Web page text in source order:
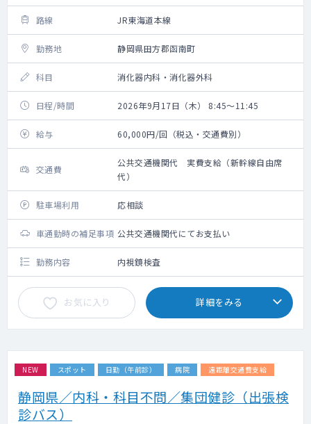
路線 JR東海道本線
勤務地 静岡県田方郡函南町
科目 消化器内科・消化器外科
日程/時間 2026年9月17日（木） 8:45～11:45
給与 60,000円/回（税込・交通費別）
交通費
公共交通機関代 実費支給（新幹線自由席
代）
駐車場利用 応相談
車通勤時の補足事項 公共交通機関代にてお支払い
勤務内容 内視鏡検査
お気に入り 詳細をみる
NEW スポット 日勤（午前診） 病院 遠距離交通費支給
静岡県／内科・科目不問／集団健診（出張検
診バス）